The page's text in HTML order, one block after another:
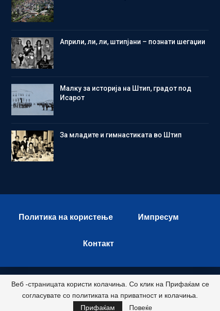
Aприли, ли, ли, штипјани – познати шегаџии
Малку за историја на Штип, градот под
Исарот
Зa младите и гимнастиката во Штип
Политика на користење Импресум
Контакт
© 2026 - Istok Press. All Rights Reserved.
Развиено и хостирано од
Веб -страницата користи колачиња. Со клик на Прифаќам се
согласувате со политиката на приватност и колачиња.
Прифаќам
Повеќе